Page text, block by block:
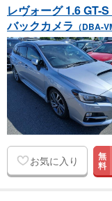
レヴォーグ 1.6 GT-
バックカメラ （DBA-
お気に入り 無
料